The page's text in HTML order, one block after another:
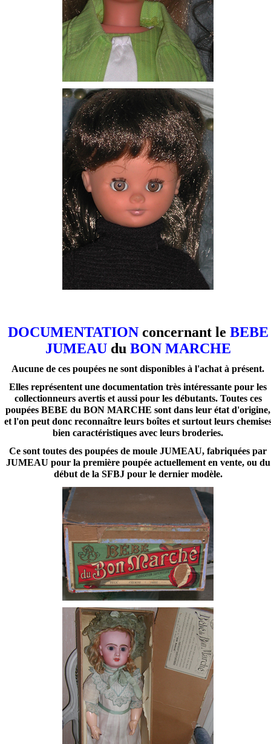
DOCUMENTATIONconcernant le BEBE
JUMEAUdu BON MARCHE
Aucune de ces poupées ne sont disponibles à l'achat à présent.
Elles représentent une documentation très intéressante pour les
collectionneurs avertis et aussi pour les débutants. Toutes ces
poupées BEBE du BON MARCHE sont dans leur état d'origine,
et l'on peut donc reconnaître leurs boîtes et surtout leurs
bien caractéristiques avec leurs broderies.
Ce sont toutes des poupées de moule JUMEAU, fabriquées par
JUMEAU pour la première poupée actuellement en vente, ou du
début de la SFBJ pour le dernier modèle.